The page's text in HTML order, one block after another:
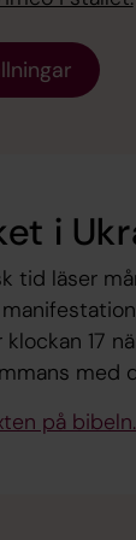
i
tid läser
klockan 17
med
på